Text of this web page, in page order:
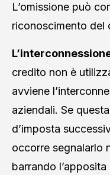
L’omissione può
riconoscimento del
credito non è
avviene
aziendali. Se
d’imposta
occorre segnalarlo
barrando l’apposita